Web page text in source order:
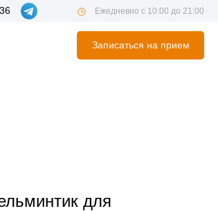
Записаться на прием
Ежедневно с 10:00 до 21:00
для